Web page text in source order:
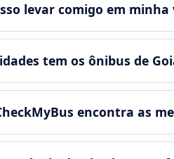
levar comigo em
tem os ônibus de
encontra as